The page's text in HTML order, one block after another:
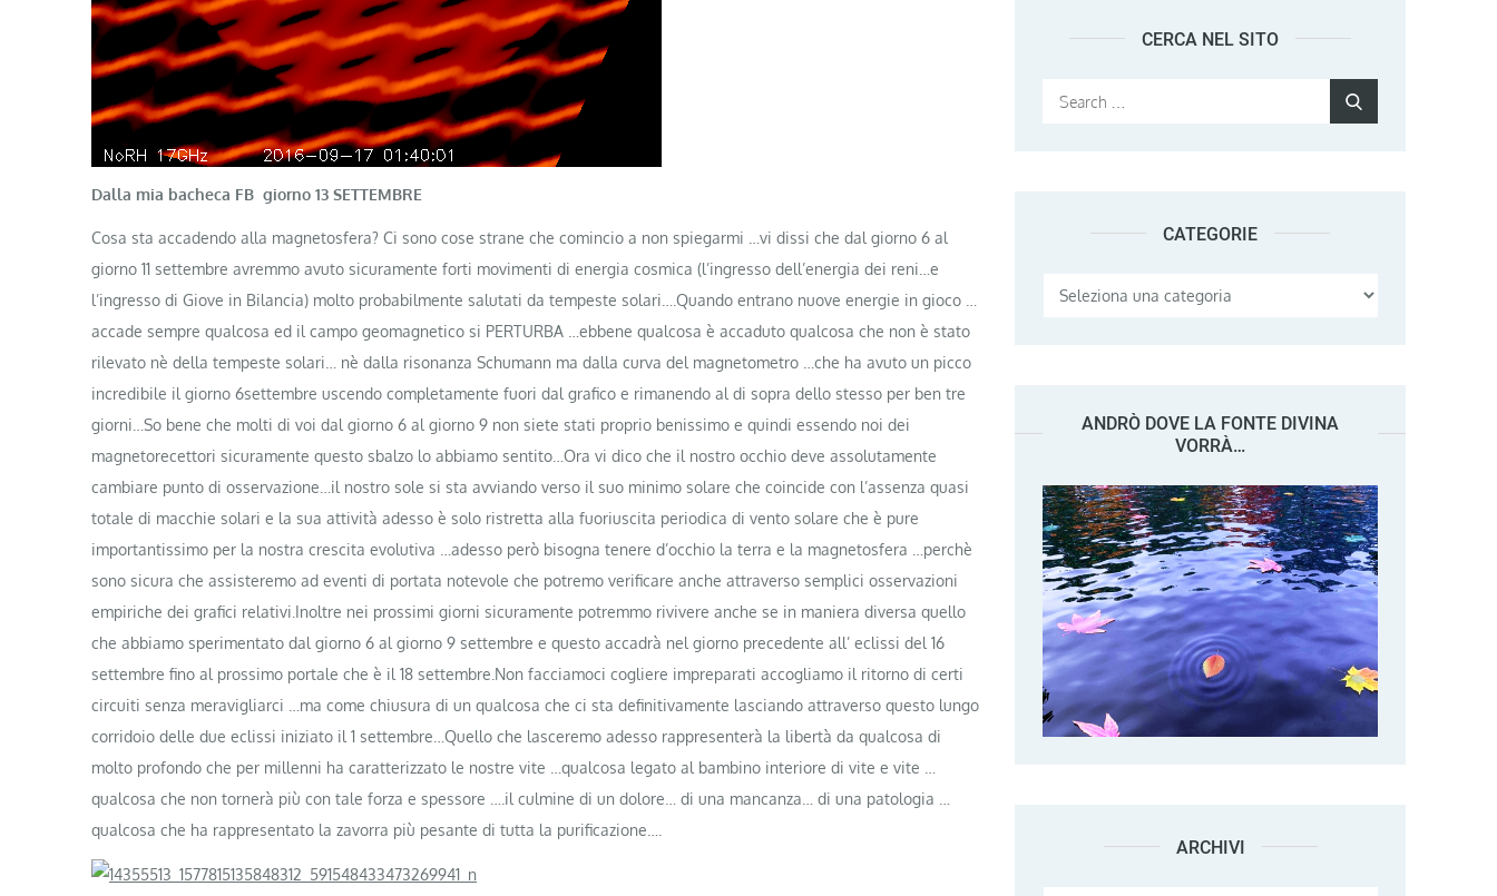
Dalla mia bacheca FB giorno 13 SETTEMBRE
Cosa sta accadendo alla magnetosfera? Ci sono cose strane che comincio a non spiegarmi …vi dissi che dal giorno 6 al
giorno 11 settembre avremmo avuto sicuramente forti movimenti di energia cosmica (l’ingresso dell’energia dei reni…e
l’ingresso di Giove in Bilancia) molto probabilmente salutati da tempeste solari….Quando entrano nuove energie in gioco …
accade sempre qualcosa ed il campo geomagnetico si PERTURBA …ebbene qualcosa è accaduto qualcosa che non è stato
rilevato nè della tempeste solari… nè dalla risonanza Schumann ma dalla curva del magnetometro …che ha avuto un picco
incredibile il giorno 6settembre uscendo completamente fuori dal grafico e rimanendo al di sopra dello stesso per ben tre
giorni…So bene che molti di voi dal giorno 6 al giorno 9 non siete stati proprio benissimo e quindi essendo noi dei
magnetorecettori sicuramente questo sbalzo lo abbiamo sentito…Ora vi dico che il nostro occhio deve assolutamente
cambiare punto di osservazione…il nostro sole si sta avviando verso il suo minimo solare che coincide con l’assenza quasi
totale di macchie solari e la sua attività adesso è solo ristretta alla fuoriuscita periodica di vento solare che è pure
importantissimo per la nostra crescita evolutiva …adesso però bisogna tenere d’occhio la terra e la magnetosfera …perchè
sono sicura che assisteremo ad eventi di portata notevole che potremo verificare anche attraverso semplici osservazioni
empiriche dei grafici relativi.Inoltre nei prossimi giorni sicuramente potremmo rivivere anche se in maniera diversa quello
che abbiamo sperimentato dal giorno 6 al giorno 9 settembre e questo accadrà nel giorno precedente all’ eclissi del 16
settembre fino al prossimo portale che è il 18 settembre.Non facciamoci cogliere impreparati accogliamo il ritorno di certi
circuiti senza meravigliarci …ma come chiusura di un qualcosa che ci sta definitivamente lasciando attraverso questo lungo
corridoio delle due eclissi iniziato il 1 settembre…Quello che lasceremo adesso rappresenterà la libertà da qualcosa di
molto profondo che per millenni ha caratterizzato le nostre vite …qualcosa legato al bambino interiore di vite e vite …
qualcosa che non tornerà più con tale forza e spessore ….il culmine di un dolore… di una mancanza… di una patologia …
qualcosa che ha rappresentato la zavorra più pesante di tutta la purificazione….
CERCA NEL SITO
Search
CATEGORIE
Categorie
ANDRÒ DOVE LA FONTE DIVINA
VORRÀ…
ARCHIVI Archivi